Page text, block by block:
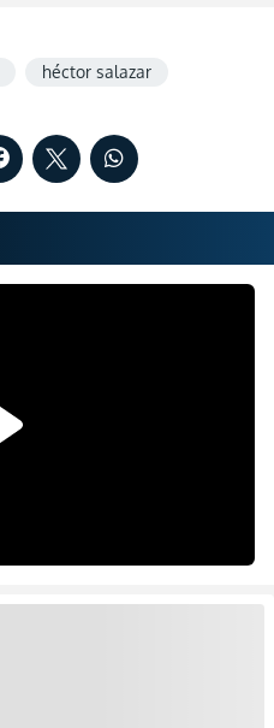
héctor salazar